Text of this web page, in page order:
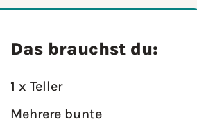
Das brauchst du:
1 x Teller
Mehrere bunte